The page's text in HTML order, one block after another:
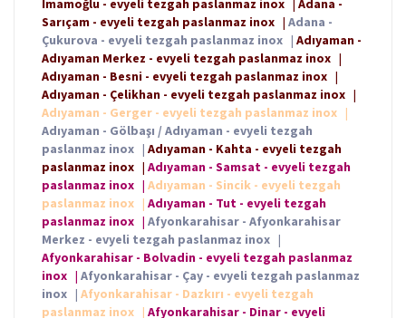
Sarıçam - evyeli tezgah paslanmaz inox | Adana -
Çukurova - evyeli tezgah paslanmaz inox | Adıyaman -
Adıyaman Merkez - evyeli tezgah paslanmaz inox |
Adıyaman - Besni - evyeli tezgah paslanmaz inox |
Adıyaman - Çelikhan - evyeli tezgah paslanmaz inox |
Adıyaman - Gerger - evyeli tezgah paslanmaz inox |
Adıyaman - Gölbaşı / Adıyaman - evyeli tezgah
paslanmaz inox | Adıyaman - Kahta - evyeli tezgah
paslanmaz inox | Adıyaman - Samsat - evyeli tezgah
paslanmaz inox | Adıyaman - Sincik - evyeli tezgah
paslanmaz inox | Adıyaman - Tut - evyeli tezgah
paslanmaz inox | Afyonkarahisar - Afyonkarahisar
Merkez - evyeli tezgah paslanmaz inox |
Afyonkarahisar - Bolvadin - evyeli tezgah paslanmaz
inox | Afyonkarahisar - Çay - evyeli tezgah paslanmaz
inox | Afyonkarahisar - Dazkırı - evyeli tezgah
paslanmaz inox | Afyonkarahisar - Dinar - evyeli